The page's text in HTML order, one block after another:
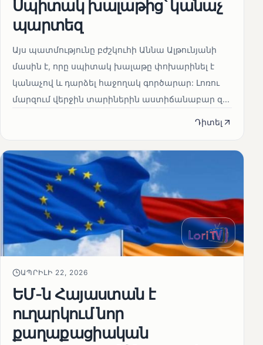
Սպիտակ խալաթից՝ կանաչ
պարտեզ
Այս պատմությունը բժշկուհի Աննա Ալթունյանի
մասին է, որը սպիտակ խալաթը փոխարինել է
կանաչով և դարձել հաջողակ գործարար: Լոռու
մարզում վերջին տարիներին աստիճանաբար զ...
Դիտել
ԱՊՐԻԼԻ 22, 2026
ԵՄ-ն Հայաստան է
ուղարկում նոր
քաղաքացիական